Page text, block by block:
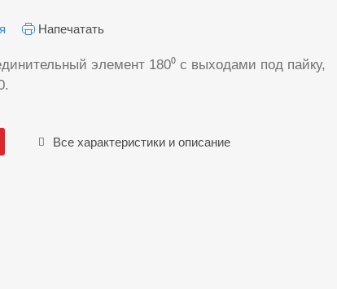
Напечатать
элемент 180⁰ с выходами под пайку,
Все характеристики и описание